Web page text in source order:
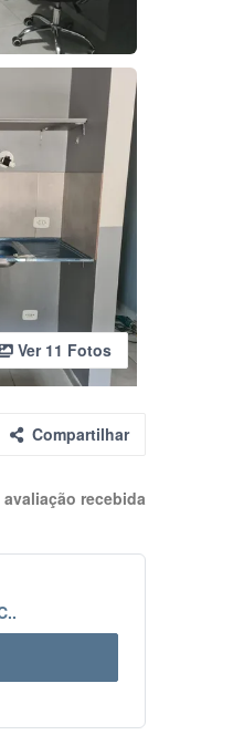
Ver 11 Fotos
Compartilhar
avaliação recebida